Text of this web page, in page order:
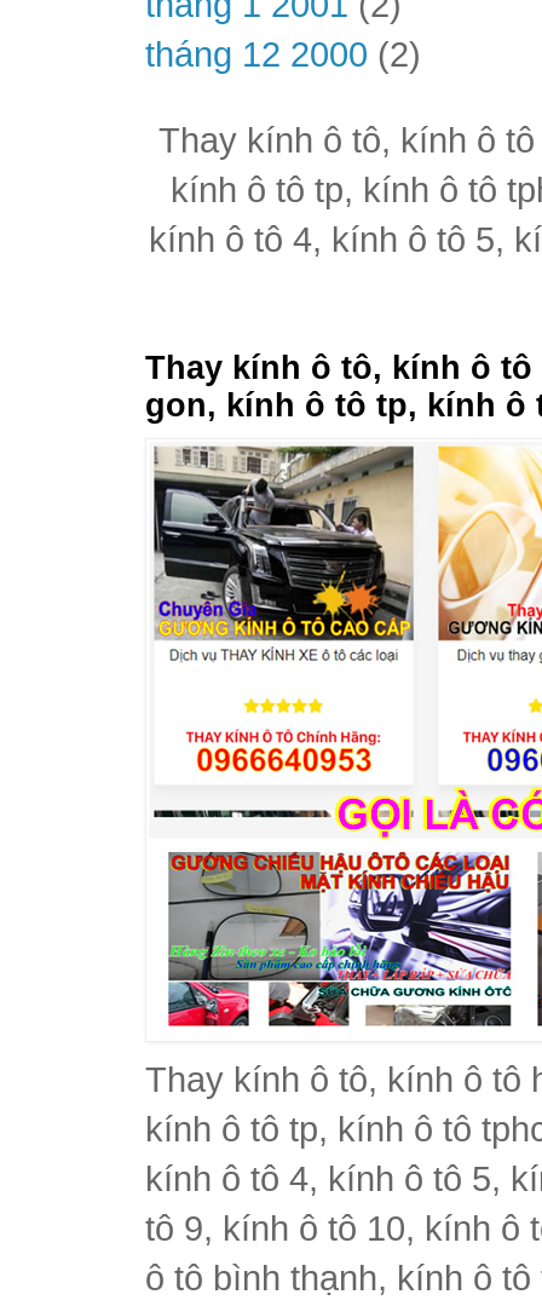
tháng 12 2000 (2)
Thay kính ô tô, kính ô
kính ô tô tp, kính ô tô
kính ô tô 4, kính ô tô 5,
Thay kính ô tô, kính ô
gon, kính ô tô tp, kính ô
Thay kính ô tô, kính ô tô
kính ô tô tp, kính ô tô
kính ô tô 4, kính ô tô 5,
tô 9, kính ô tô 10, kính ô
ô tô bình thạnh, kính ô